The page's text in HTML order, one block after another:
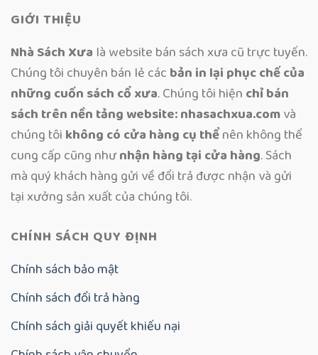
GIỚI THIỆU
Nhà Sách Xưa là website bán sách xưa cũ trực tuyến.
Chúng tôi chuyên bán lẻ các bản in lại phục chế của
những cuốn sách cổ xưa. Chúng tôi hiện chỉ bán
sách trên nền tảng website: nhasachxua.comvà
chúng tôi không có cửa hàng cụ thểnên không thể
cung cấp cũng nhưnhận hàng tại cửa hàng. Sách
mà quý khách hàng gửi về đổi trả được nhận và gửi
tại xưởng sản xuất của chúng tôi.
CHÍNH SÁCH QUY ĐỊNH
Chính sách bảo mật
Chính sách đổi trả hàng
Chính sách giải quyết khiếu nại